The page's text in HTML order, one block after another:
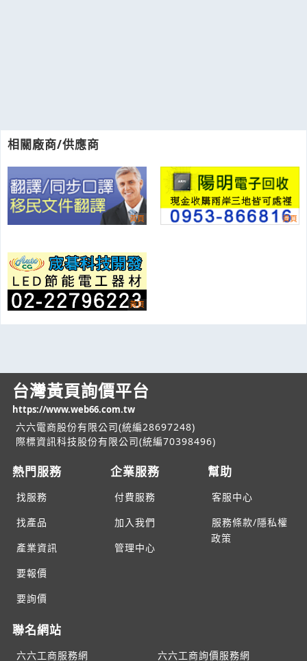
相關廠商/供應商
台灣黃頁詢價平台
https://www.web66.com.tw
六六電商股份有限公司(統編28697248)
際標資訊科技股份有限公司(統編70398496)
熱門服務
找服務
找產品
產業資訊
要報價
要詢價
企業服務
付費服務
加入我們
管理中心
幫助
客服中心
服務條款/隱私權
政策
聯名網站
六六工商服務網 六六工商詢價服務網